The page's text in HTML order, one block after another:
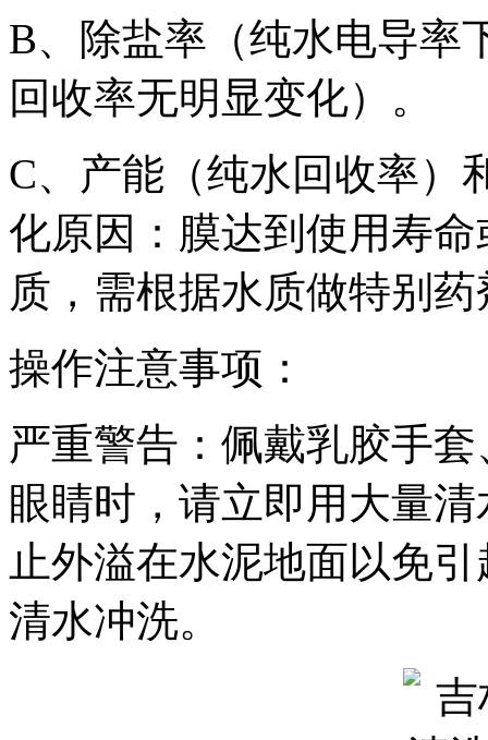
B、除盐率（纯水电导率
回收率无明显变化）。
C、产能（纯水回收率）
化原因：膜达到使用寿
质，需根据水质做特别
操作注意事项：
严重警告：佩戴乳胶手
眼睛时，请立即用大量
止外溢在水泥地面以免
清水冲洗。